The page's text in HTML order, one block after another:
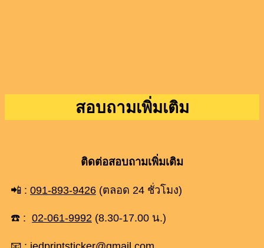
สอบถามเพิ่มเติม
ติดต่อสอบถามเพิ่มเติม
📲 : 091-893-9426 (ตลอด 24 ชั่วโมง)
☎️ : 02-061-9992 (8.30-17.00 น.)